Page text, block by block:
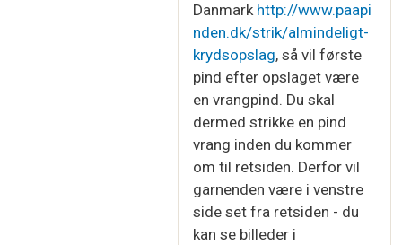
Danmark http://www.paapi
nden.dk/strik/almindeligt-
krydsopslag, så vil første
pind efter opslaget være
en vrangpind. Du skal
dermed strikke en pind
vrang inden du kommer
om til retsiden. Derfor vil
garnenden være i venstre
side set fra retsiden - du
kan se billeder i